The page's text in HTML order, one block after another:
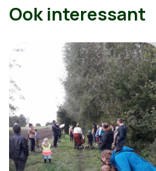
Ook interessant